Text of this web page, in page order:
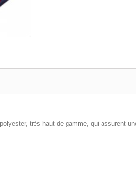
très haut de gamme, qui assurent